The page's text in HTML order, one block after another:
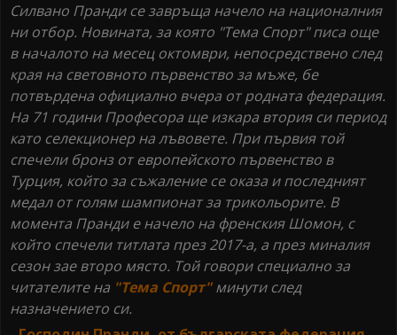
Силвано Пранди се завръща начело на националния
ни отбор. Новината, за която "Тема Спорт" писа още
в началото на месец октомври, непосредствено след
края на световното първенство за мъже, бе
потвърдена официално вчера от родната федерация.
На 71 години Професора ще изкара втория си период
като селекционер на лъвовете. При първия той
спечели бронз от европейското първенство в
Турция, който за съжаление се оказа и последният
медал от голям шампионат за трикольорите. В
момента Пранди е начело на френския Шомон, с
който спечели титлата през 2017-а, а през миналия
сезон зае второ място. Той говори специално за
читателите на "Тема Спорт"минути след
назначението си.